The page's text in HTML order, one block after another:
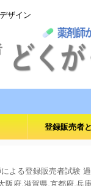
ザイン
登録販売者
よる登録販売者試験
阪府,滋賀県,京都府,兵